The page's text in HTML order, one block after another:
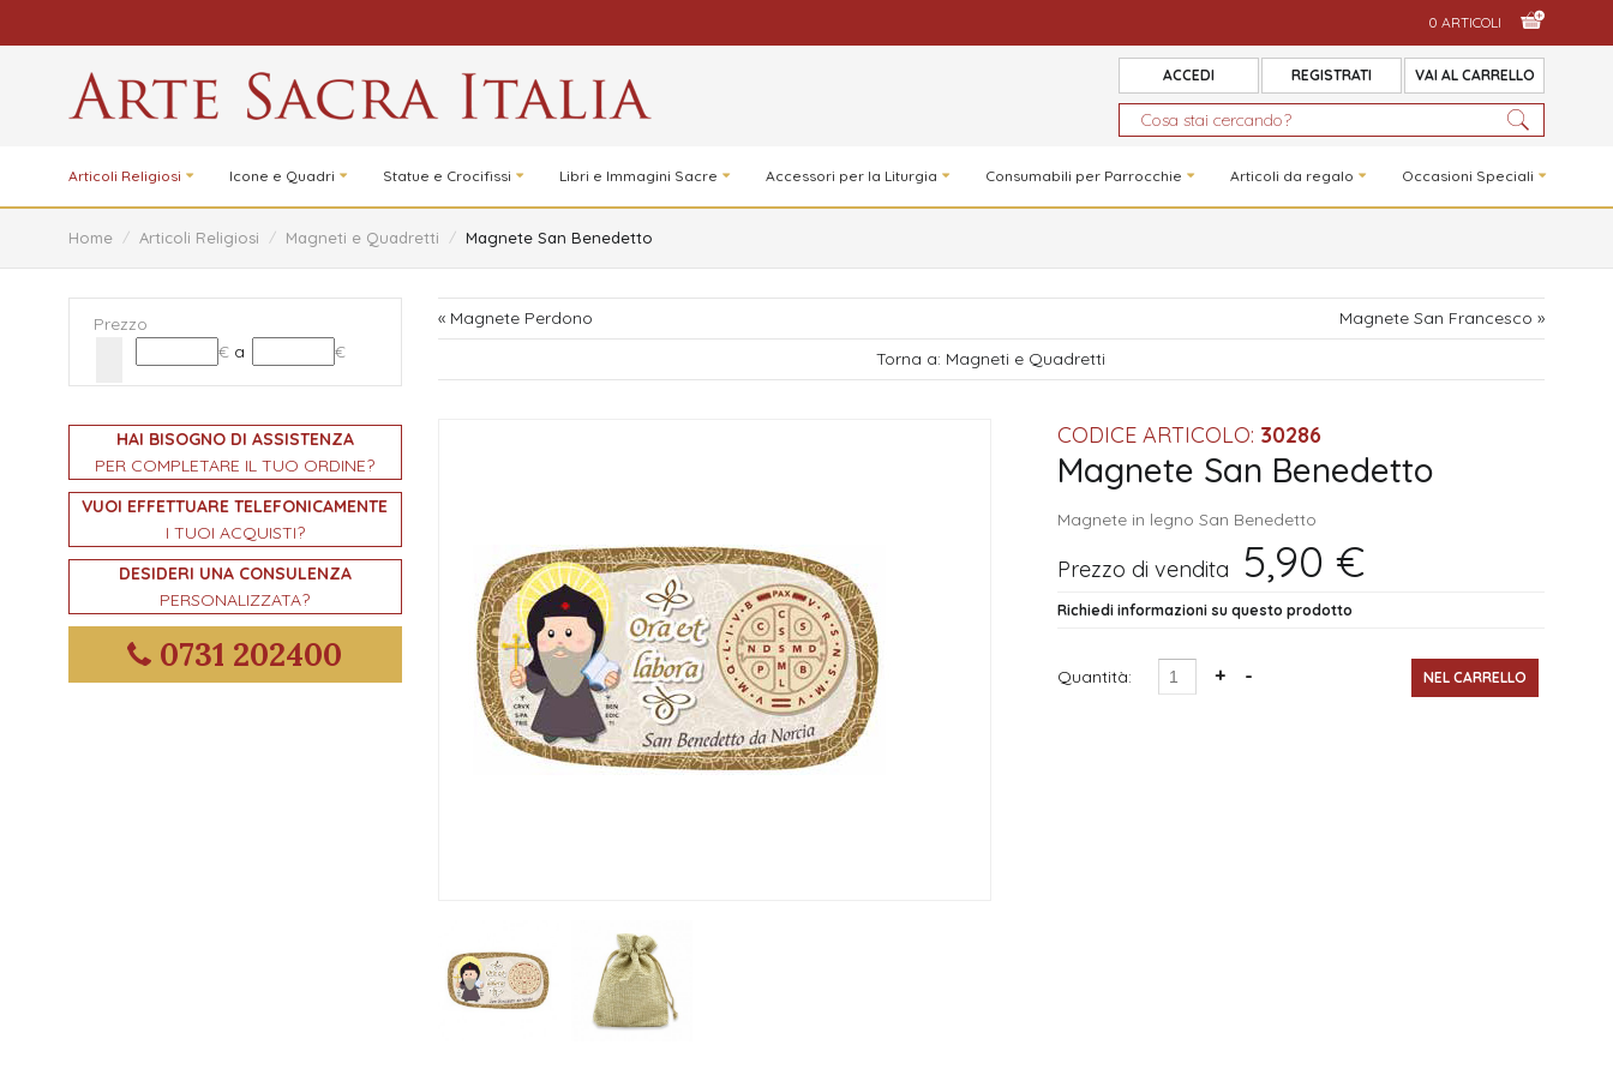
0 ARTICOLI
ACCEDI REGISTRATI VAI AL CARRELLO
Articoli Religiosi Icone e Quadri Statue e Crocifissi Libri e Immagini Sacre Accessori per la Liturgia Consumabili per Parrocchie Articoli da regalo Occasioni Speciali
Home / Articoli Religiosi / Magneti e Quadretti / Magnete San Benedetto
« Magnete Perdono
Magnete San Francesco »
Torna a: Magneti e Quadretti
CODICE ARTICOLO: 30286
Magnete San Benedetto
Magnete in legno San Benedetto
Prezzo di vendita 5,90 €
Richiedi informazioni su questo prodotto
Quantità:
Prezzo
€ a €
HAI BISOGNO DI ASSISTENZA
PER COMPLETARE IL TUO ORDINE?
VUOI EFFETTUARE TELEFONICAMENTE
I TUOI ACQUISTI?
DESIDERI UNA CONSULENZA
PERSONALIZZATA?
0731 202400